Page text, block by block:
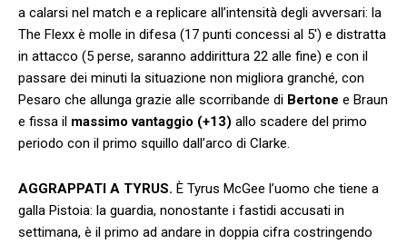
a calarsi nel match e a replicare all’intensità degli avversari: la
The Flexx è molle in difesa (17 punti concessi al 5′) e distratta
in attacco (5 perse, saranno addirittura 22 alle fine) e con il
passare dei minuti la situazione non migliora granché, con
Pesaro che allunga grazie alle scorribande di Bertone e Braun
e fissa il massimo vantaggio (+13) allo scadere del primo
periodo con il primo squillo dall’arco di Clarke.
AGGRAPPATI A TYRUS. È Tyrus McGee l’uomo che tiene a
galla Pistoia: la guardia, nonostante i fastidi accusati in
settimana, è il primo ad andare in doppia cifra costringendo